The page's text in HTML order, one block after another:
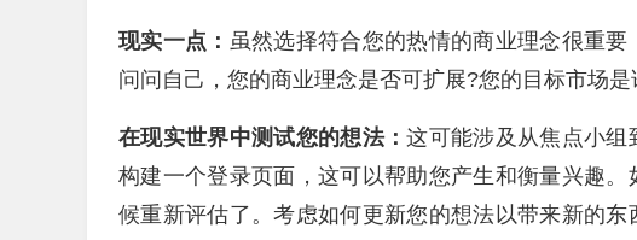
现实一点： 虽然选择符合您的热情的商业理念很重要
问问自己，您的商业理念是否可扩展?您的 目标市场是
在现实世界中测试您的想法：这可能涉及从焦点小组
构建一个登录页面 ，这可以帮助您产生和衡量兴趣
候重新评估了。考虑如何更新您的想法以带来新的